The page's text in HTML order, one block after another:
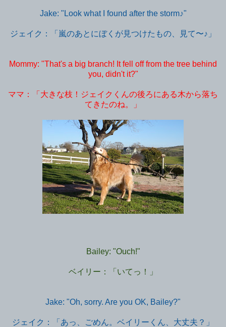
Jake: "Look what I found after the storm♪"
ジェイク：「嵐のあとにぼくが見つけたもの、見て〜♪」
Mommy: "That's a big branch! It fell off from the tree behind
you, didn't it?"
ママ：「大きな枝！ジェイクくんの後ろにある木から落ち
てきたのね。」
Bailey: "Ouch!"
ベイリー：「いてっ！」
Jake: "Oh, sorry. Are you OK, Bailey?"
ジェイク：「あっ、ごめん。ベイリーくん、大丈夫？」